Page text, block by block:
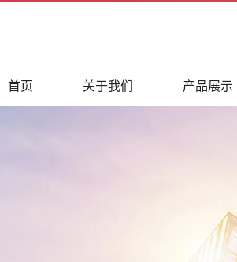
首页 关于我们 产品展示